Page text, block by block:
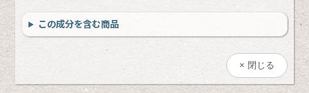
この成分を含む商品
閉じる